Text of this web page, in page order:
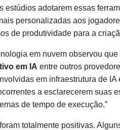
estúdios adotarem essas
personalizadas aos
de produtividade para a
em nuvem observou
em IA entre outros
em infraestrutura de
a esclarecerem suas
de tempo de execução.”
totalmente positivas.